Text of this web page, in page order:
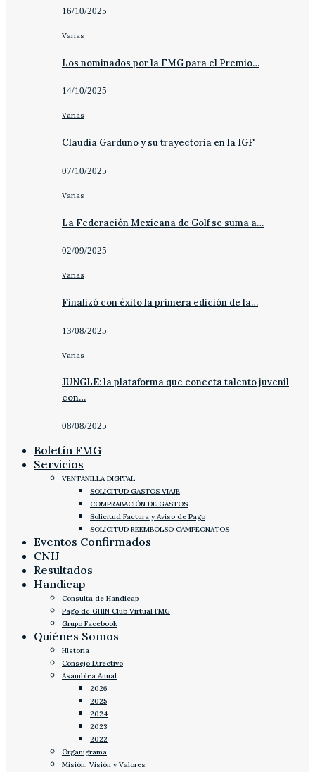
16/10/2025
Varias
Los nominados por la FMG para el Premio…
14/10/2025
Varias
Claudia Garduño y su trayectoria en la IGF
07/10/2025
Varias
La Federación Mexicana de Golf se suma a…
02/09/2025
Varias
Finalizó con éxito la primera edición de la…
13/08/2025
Varias
JUNGLE: la plataforma que conecta talento juvenil
con…
08/08/2025
Boletín FMG
Servicios
VENTANILLA DIGITAL
SOLICITUD GASTOS VIAJE
COMPRABACIÓN DE GASTOS
Solicitud Factura y Aviso de Pago
SOLICITUD REEMBOLSO CAMPEONATOS
Eventos Confirmados
CNIJ
Resultados
Handicap
Consulta de Handicap
Pago de GHIN Club Virtual FMG
Grupo Facebook
Quiénes Somos
Historia
Consejo Directivo
Asamblea Anual
2026
2025
2024
2023
2022
Organigrama
Misión, Visión y Valores